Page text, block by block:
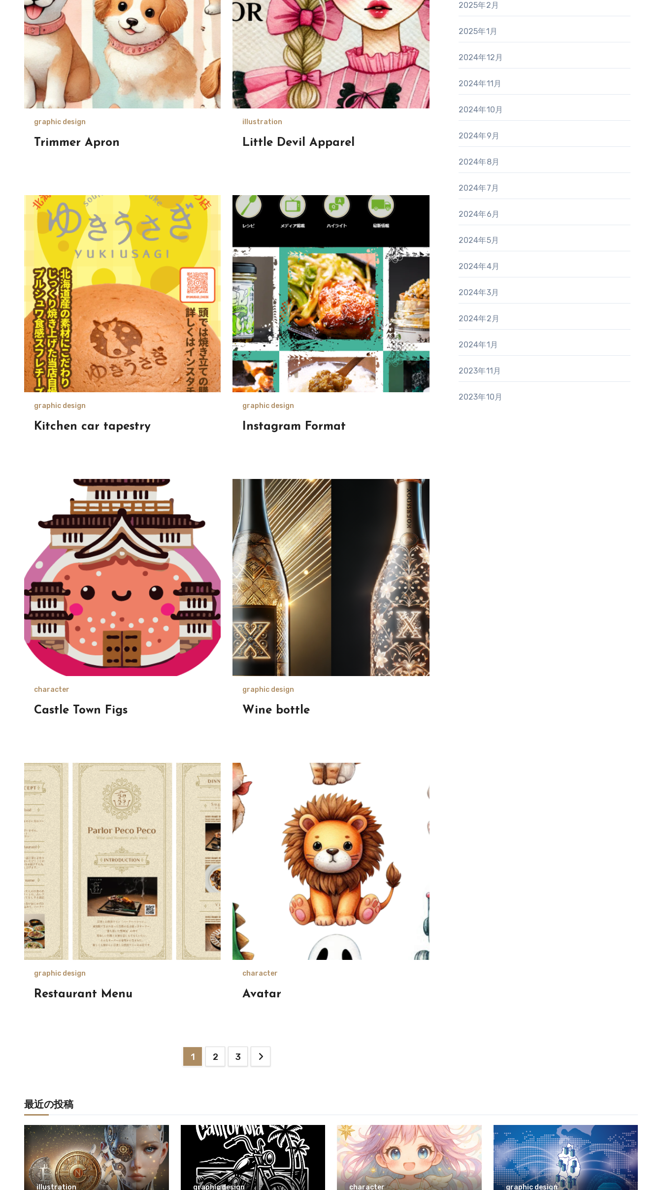
graphic design
Trimmer Apron
illustration
Little Devil Apparel
graphic design
Kitchen car tapestry
graphic design
Instagram Format
character
Castle Town Figs
graphic design
Wine bottle
graphic design
Restaurant Menu
character
Avatar
投
ペ
ー
送
1 2 3
2025年2月
2025年1月
2024年12月
2024年11月
2024年10月
2024年9月
2024年8月
2024年7月
2024年6月
2024年5月
2024年4月
2024年3月
2024年2月
2024年1月
2023年11月
2023年10月
最近の投稿
illustration graphic design character graphic design